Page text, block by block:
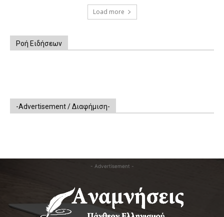
Load more
Ροή Ειδήσεων
-Advertisement / Διαφήμιση-
- Advertisement -